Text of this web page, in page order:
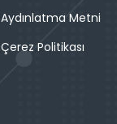
Aydınlatma Metni
Çerez Politikası